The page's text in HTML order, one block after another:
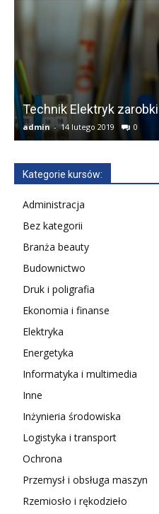
Technik Elektryk zarobki
admin - 14 lutego 2019 0
Kategorie kursów:
Administracja
Bez kategorii
Branża beauty
Budownictwo
Druk i poligrafia
Ekonomia i finanse
Elektryka
Energetyka
Informatyka i multimedia
Inne
Inżynieria środowiska
Logistyka i transport
Ochrona
Przemysł i obsługa maszyn
Rzemiosło i rękodzieło